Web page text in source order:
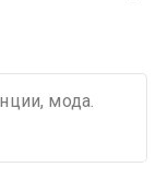
мода.